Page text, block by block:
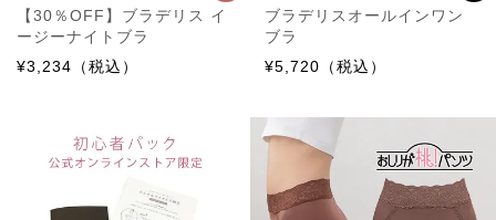
【30％OFF】ブラデリス イ
ージーナイトブラ
¥3,234（税込）
ブラデリスオールインワン
ブラ
¥5,720（税込）